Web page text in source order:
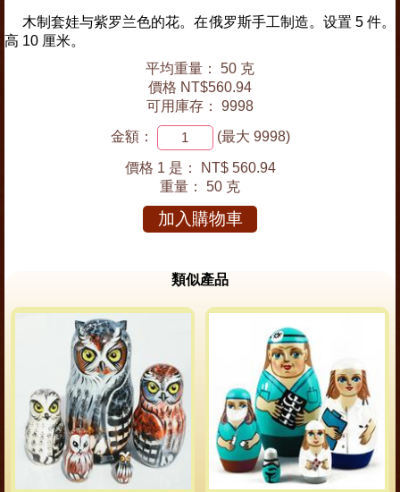
木制套娃与紫罗兰色的花。在俄罗斯手工制造。设置 5 件。
高 10 厘米。
平均重量： 50 克
價格 NT$560.94
可用庫存： 9998
金額： (最大 9998)
價格 1 是：
NT$ 560.94
重量： 50 克
加入購物車
類似產品